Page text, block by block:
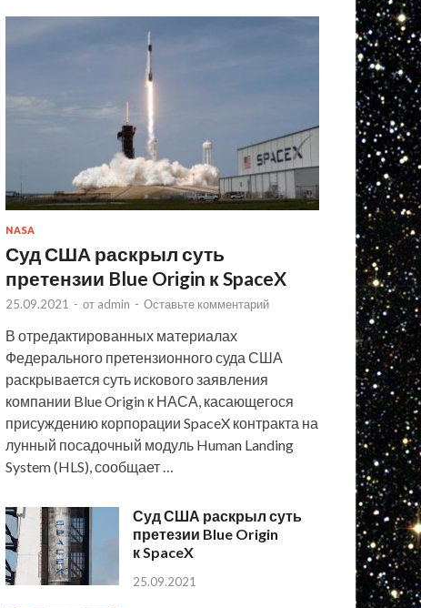
NASA
Суд США раскрыл суть
претензии Blue Origin к SpaceX
25.09.2021 - от admin - Оставьте комментарий
В отредактированных материалах
Федерального претензионного суда США
раскрывается суть искового заявления
компании Blue Origin к НАСА, касающегося
присуждению корпорации SpaceX контракта на
лунный посадочный модуль Human Landing
System (HLS), сообщает …
Суд США раскрыл суть
претезии Blue Origin
к SpaceX
25.09.2021